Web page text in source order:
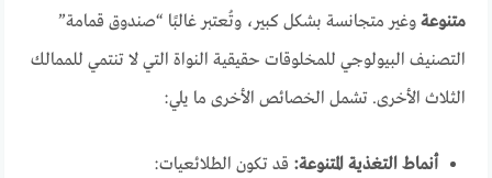
متنوعة وغير متجانسة بشكل كبير، وتُعتبر غالبًا “صندوق قمامة”
التصنيف البيولوجي للمخلوقات حقيقية النواة التي لا تنتمي للممالك
الثلاث الأخرى. تشمل الخصائص الأخرى ما يلي:
أنماط التغذية المتنوعة: قد تكون الطلائعيات: